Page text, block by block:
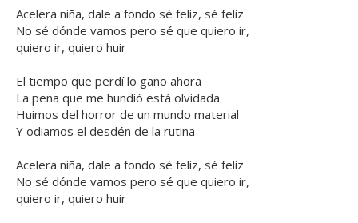
Acelera niña, dale a fondo sé feliz, sé feliz
No sé dónde vamos pero sé que quiero ir,
quiero ir, quiero huir
El tiempo que perdí lo gano ahora
La pena que me hundió está olvidada
Huimos del horror de un mundo material
Y odiamos el desdén de la rutina
Acelera niña, dale a fondo sé feliz, sé feliz
No sé dónde vamos pero sé que quiero ir,
quiero ir, quiero huir